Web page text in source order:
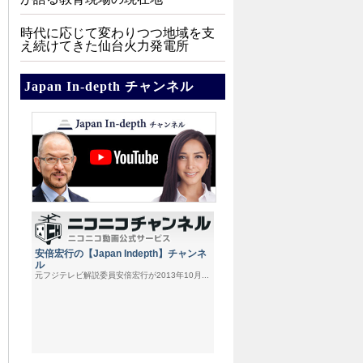
時代に応じて変わりつつ地域を支
え続けてきた仙台火力発電所
Japan In-depth チャンネル